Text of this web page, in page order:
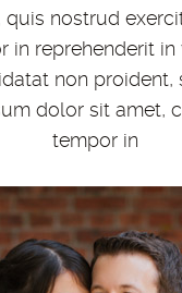
nostrud
in reprehenderit
non
dolor sit amet,
tempor in